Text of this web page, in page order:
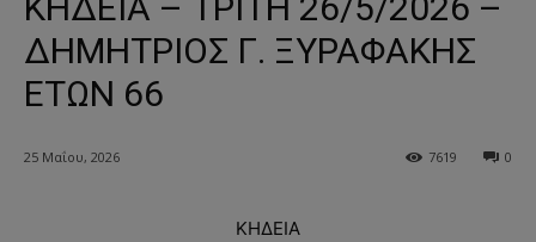
ΔΗΜΗΤΡΙΟΣ Γ. ΞΥΡΑΦΑΚΗΣ
ΕΤΩΝ 66
25 Μαΐου, 2026 0
7619
ΚΗΔΕΙΑ